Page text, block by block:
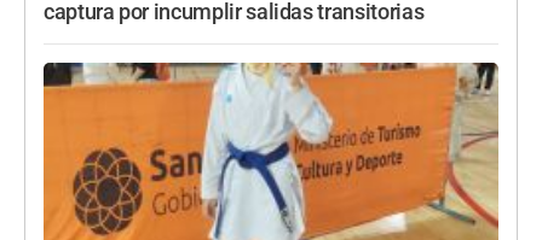
captura por incumplir salidas transitorias